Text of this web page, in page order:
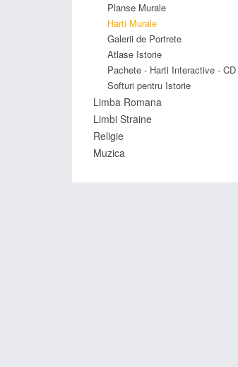
Planse Murale
Harti Murale
Galerii de Portrete
Atlase Istorie
Pachete - Harti Interactive - CD
Softuri pentru Istorie
Limba Romana
Limbi Straine
Religie
Muzica